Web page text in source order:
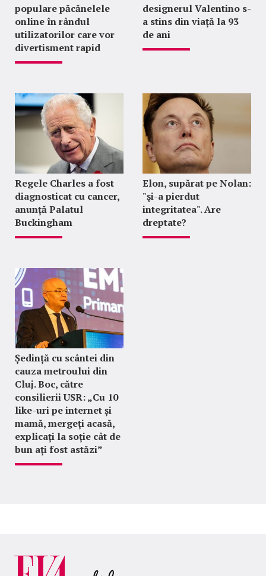
populare păcănelele
online în rândul
utilizatorilor care vor
divertisment rapid
designerul Valentino s-
a stins din viață la 93
de ani
Regele Charles a fost
diagnosticat cu cancer,
anunță Palatul
Buckingham
Elon, supărat pe Nolan:
"şi-a pierdut
integritatea". Are
dreptate?
Ședință cu scântei din
cauza metroului din
Cluj. Boc, către
consilierii USR: „Cu 10
like-uri pe internet și
mamă, mergeți acasă,
explicați la soție cât de
bun ați fost astăzi”